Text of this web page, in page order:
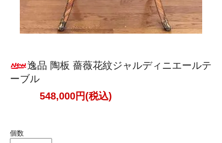
逸品 陶板 薔薇花紋ジャルディニエールテ
ーブル
548,000円(税込)
個数